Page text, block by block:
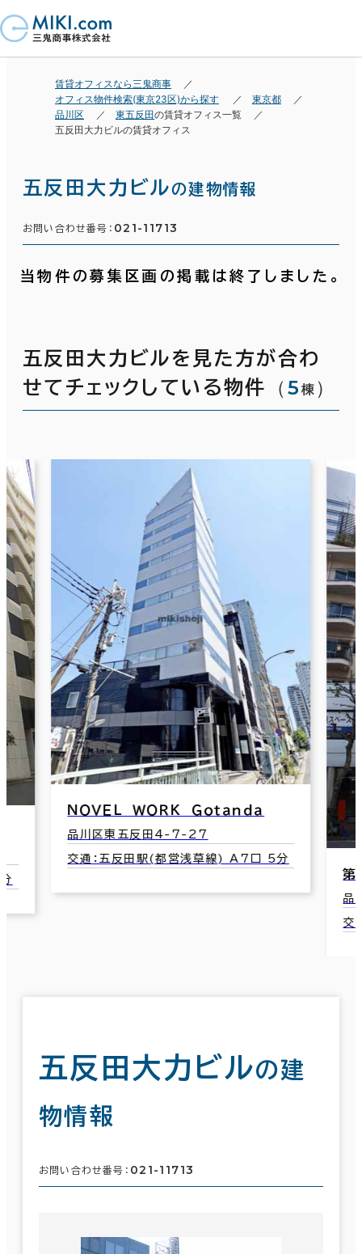
賃貸オフィスなら三鬼商事
オフィス物件検索(東京23区)から探す
東京都
品川区
東五反田の賃貸オフィス一覧
五反田大力ビルの賃貸オフィス
五反田大力ビルの建物情報
お問い合わせ番号： 021-11713
当物件の募集区画の掲載は終了しました。
五反田大力ビルを見た方が合わ
せてチェックしている物件
（5 棟 ）
ＮＯＶＥＬ ＷＯＲＫ Ｇｏｔａｎｄａ
品川区東五反田4-7-27
交通：五反田駅(都営浅草線) A7口 5分
第
品
交
五反田大力ビルの建
物情報
お問い合わせ番号： 021-11713